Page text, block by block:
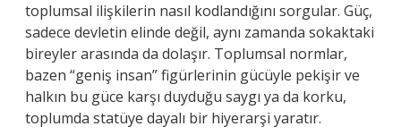
toplumsal ilişkilerin nasıl kodlandığını sorgular. Güç,
sadece devletin elinde değil, aynı zamanda sokaktaki
bireyler arasında da dolaşır. Toplumsal normlar,
bazen “geniş insan” figürlerinin gücüyle pekişir ve
halkın bu güce karşı duyduğu saygı ya da korku,
toplumda statüye dayalı bir hiyerarşi yaratır.